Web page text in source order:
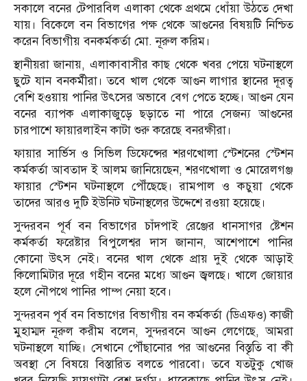
সকালে বনের টেপারবিল এলাকা থেকে প্রথমে ধোঁয়া উঠতে দেখা
যায়। বিকেলে বন বিভাগের পক্ষ থেকে আগুনের বিষয়টি নিশ্চিত
করেন বিভাগীয় বনকর্মকর্তা মো. নূরুল করিম।
স্থানীয়রা জানায়, এলাকাবাসীর কাছ থেকে খবর পেয়ে ঘটনাস্থলে
ছুটে যান বনকর্মীরা। তবে খাল থেকে আগুন লাগার স্থানের দূরত্ব
বেশি হওয়ায় পানির উৎসের অভাবে বেগ পেতে হচ্ছে। আগুন যেন
বনের ব্যাপক এলাকাজুড়ে ছড়াতে না পারে সেজন্য আগুনের
চারপাশে ফায়ারলাইন কাটা শুরু করেছে বনরক্ষীরা।
ফায়ার সার্ভিস ও সিভিল ডিফেন্সের শরণখোলা স্টেশনের স্টেশন
কর্মকর্তা আবতাদ ই আলম জানিয়েছেন, শরণখোলা ও মোরেলগঞ্জ
ফায়ার স্টেশন ঘটনাস্থলে পৌঁছেছে। রামপাল ও কচুয়া থেকে
তাদের আরও দুটি ইউনিট ঘটনাস্থলের উদ্দেশে রওয়া হয়েছে।
সুন্দরবন পূর্ব বন বিভাগের চাঁদপাই রেঞ্জের ধানসাগর ষ্টেশন
কর্মকর্তা ফরেষ্টার বিপুলেশ্বর দাস জানান, আশেপাশে পানির
কোনো উৎস নেই। বনের খাল থেকে প্রায় দুই থেকে আড়াই
কিলোমিটার দূরে গহীন বনের মধ্যে আগুন জ্বলছে। খালে জোয়ার
হলে নৌপথে পানির পাম্প নেয়া হবে।
সুন্দরবন পূর্ব বন বিভাগের বিভাগীয় বন কর্মকর্তা (ডিএফও) কাজী
মুহাম্মদ নূরুল করীম বলেন, সুন্দরবনে আগুন লেগেছে, আমরা
ঘটনাস্থলে যাচ্ছি। সেখানে পৌঁছানোর পর আগুনের বিস্তৃতি বা কী
অবস্থা সে বিষয়ে বিস্তারিত বলতে পারবো। তবে যতটুকু খোজ